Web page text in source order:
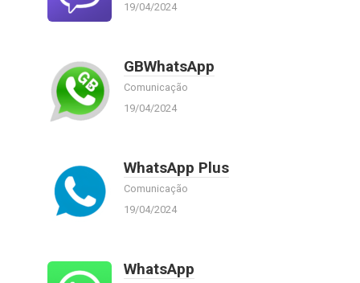
19/04/2024
GBWhatsApp
Comunicação
19/04/2024
WhatsApp Plus
Comunicação
19/04/2024
WhatsApp